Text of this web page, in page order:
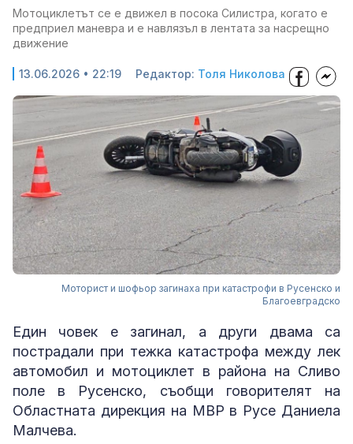
Мотоциклетът се е движел в посока Силистра, когато е
предприел маневра и е навлязъл в лентата за насрещно
движение
13.06.2026 • 22:19 Редактор: Толя Николова
Моторист и шофьор загинаха при катастрофи в Русенско и
Благоевградско
Един човек е загинал, а други двама са
пострадали при тежка катастрофа между лек
автомобил и мотоциклет в района на Сливо
поле в Русенско, съобщи говорителят на
Областната дирекция на МВР в Русе Даниела
Малчева.